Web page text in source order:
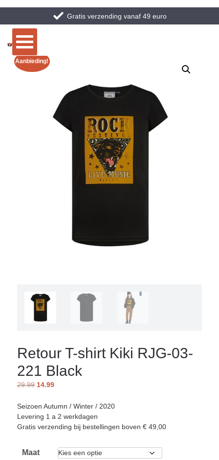
Gratis verzending vanaf 49 euro
Aanbieding!
Retour T-shirt Kiki RJG-03-
221 Black
29.99 14.99
Seizoen Autumn / Winter / 2020
Levering 1 a 2 werkdagen
Gratis verzending bij bestellingen boven € 49,00
Maat